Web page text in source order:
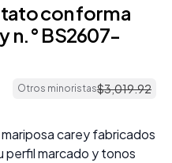
con forma
n.° BS2607-
Otros minoristas$3,019.92
carey fabricados
perfil marcado y tonos